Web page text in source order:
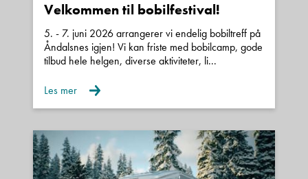
Velkommen til bobilfestival!
5. - 7. juni 2026 arrangerer vi endelig bobiltreff på
Åndalsnes igjen! Vi kan friste med bobilcamp, gode
tilbud hele helgen, diverse aktiviteter, li...
Les mer